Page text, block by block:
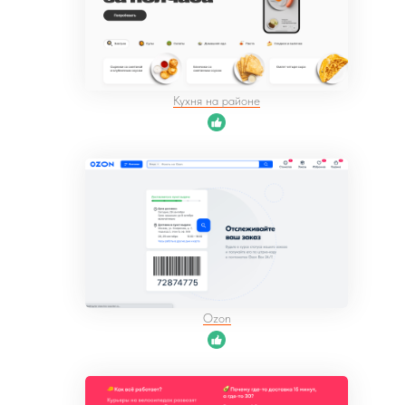
Кухня на районе
Ozon